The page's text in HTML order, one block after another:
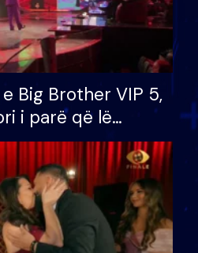
Big Brother VIP 5,
i parë që lë
mundësinë për
madh